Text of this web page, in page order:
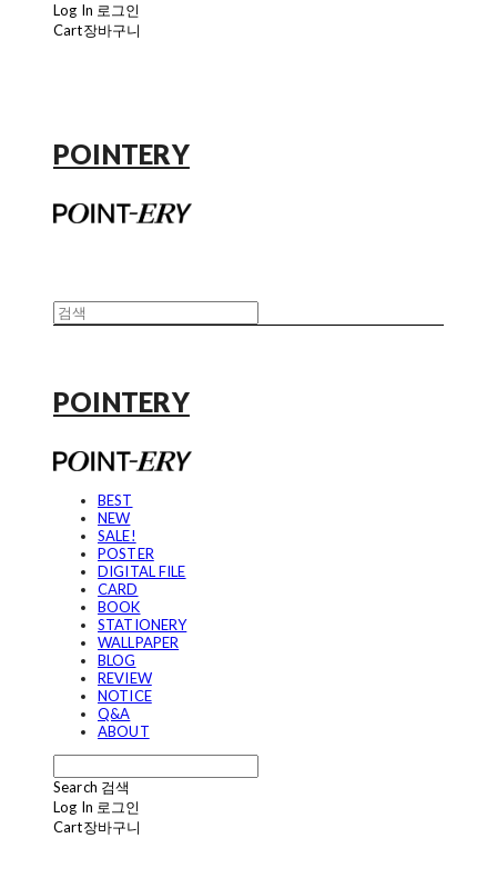
Log In 로그인
Cart장바구니
POINTERY
POINTERY
BEST
NEW
SALE!
POSTER
DIGITAL FILE
CARD
BOOK
STATIONERY
WALLPAPER
BLOG
REVIEW
NOTICE
Q&A
ABOUT
Search 검색
Log In 로그인
Cart장바구니